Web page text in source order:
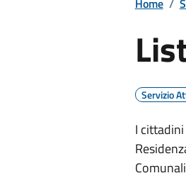
Home /
Servizio
I